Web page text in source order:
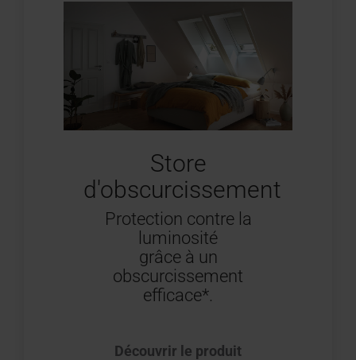
Store
d'obscurcissement
Protection contre la
luminosité
grâce à un
obscurcissement
efficace*.
Découvrir le produit